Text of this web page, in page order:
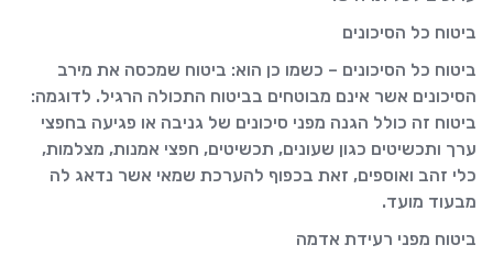
ביטוח כל הסיכונים
ביטוח כל הסיכונים – כשמו כן הוא: ביטוח שמכסה את מירב
הסיכונים אשר אינם מבוטחים בביטוח התכולה הרגיל. לדוגמה:
ביטוח זה כולל הגנה מפני סיכונים של גניבה או פגיעה בחפצי
ערך ותכשיטים כגון שעונים, תכשיטים, חפצי אמנות, מצלמות,
כלי זהב ואוספים, זאת בכפוף להערכת שמאי אשר נדאג לה
מבעוד מועד.
ביטוח מפני רעידת אדמה